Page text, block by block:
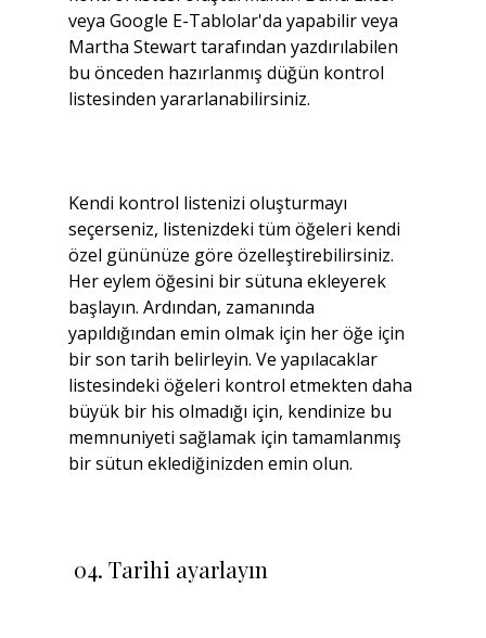
veya Google E-Tablolar'da yapabilir veya
Martha Stewart tarafından yazdırılabilen
bu önceden hazırlanmış düğün kontrol
listesinden yararlanabilirsiniz.
Kendi kontrol listenizi oluşturmayı
seçerseniz, listenizdeki tüm öğeleri kendi
özel gününüze göre özelleştirebilirsiniz.
Her eylem öğesini bir sütuna ekleyerek
başlayın. Ardından, zamanında
yapıldığından emin olmak için her öğe için
bir son tarih belirleyin. Ve yapılacaklar
listesindeki öğeleri kontrol etmekten daha
büyük bir his olmadığı için, kendinize bu
memnuniyeti sağlamak için tamamlanmış
bir sütun eklediğinizden emin olun.
04. Tarihi ayarlayın